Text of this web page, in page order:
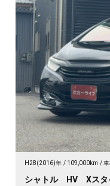
H28(2016)年 109,000km
シャトル HV Xスタ